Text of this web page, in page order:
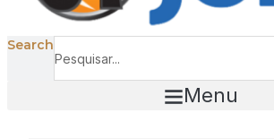
Search
Menu